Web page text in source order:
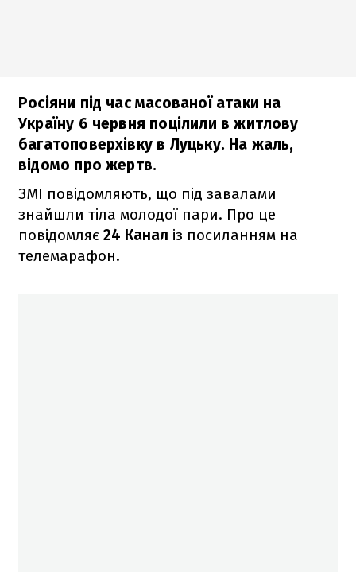
Росіяни під час масованої атаки на
Україну 6 червня поцілили в житлову
багатоповерхівку в Луцьку. На жаль,
відомо про жертв.
ЗМІ повідомляють, що під завалами
знайшли тіла молодої пари. Про це
повідомляє 24 Канал із посиланням на
телемарафон.